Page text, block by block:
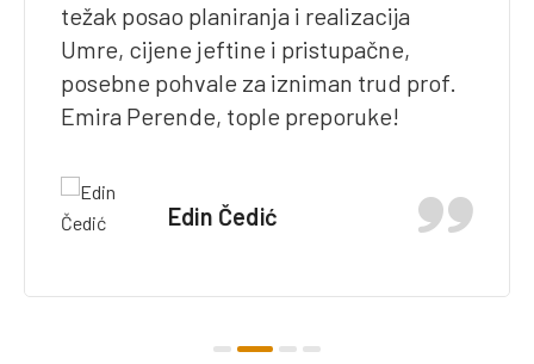
težak posao planiranja i realizacija
Umre, cijene jeftine i pristupačne,
posebne pohvale za izniman trud prof.
Emira Perende, tople preporuke!
Edin Čedić